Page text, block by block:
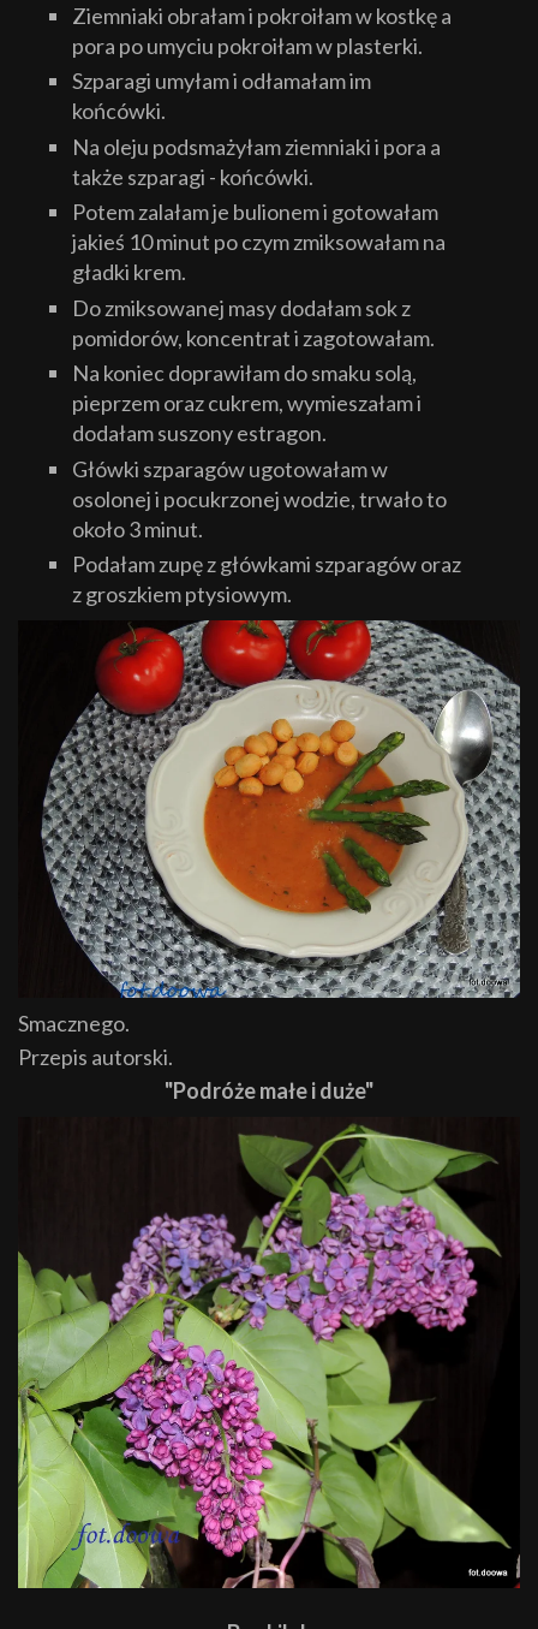
Ziemniaki obrałam i pokroiłam w kostkę a
pora po umyciu pokroiłam w plasterki.
Szparagi umyłam i odłamałam im
końcówki.
Na oleju podsmażyłam ziemniaki i pora a
także szparagi - końcówki.
Potem zalałam je bulionem i gotowałam
jakieś 10 minut po czym zmiksowałam na
gładki krem.
Do zmiksowanej masy dodałam sok z
pomidorów, koncentrat i zagotowałam.
Na koniec doprawiłam do smaku solą,
pieprzem oraz cukrem, wymieszałam i
dodałam suszony estragon.
Główki szparagów ugotowałam w
osolonej i pocukrzonej wodzie, trwało to
około 3 minut.
Podałam zupę z główkami szparagów oraz
z groszkiem ptysiowym.
Smacznego.
Przepis autorski.
"Podróże małe i duże"